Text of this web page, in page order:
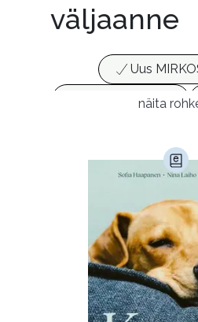
väljaanne
Uus
Populaarsed (25)
Biograafiad
Eesti
Ettevõtlus
Filoloogia
näita